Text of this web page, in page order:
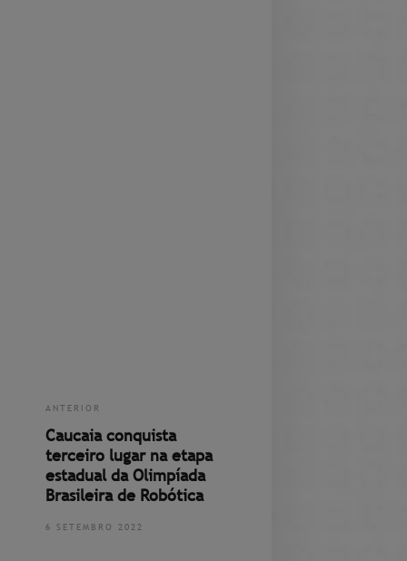
ANTERIOR
Caucaia conquista
terceiro lugar na etapa
estadual da Olimpíada
Brasileira de Robótica
6 SETEMBRO 2022